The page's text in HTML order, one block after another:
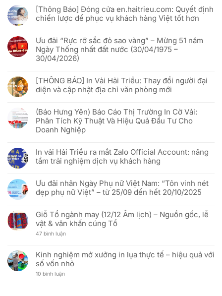
vải
Hải
Triều
“đánh
thức”
cờ
phướn
quảng
công
nghệ
Phygital
bình
luận
ở
lễ
Giỗ
Tổ
Hùng
Vương
01/05/2026
[Thông Báo] Đóng cửa en.haitrieu.com: Quyết định
chiến lược để phục vụ khách hàng Việt tốt hơn
bình
luận
ở
[Thông
Báo]
en.haitrieu.com:
Quyết
định
để
phục
vụ
khách
hơn
Ưu đãi “Rực rỡ sắc đỏ sao vàng” – Mừng 51 năm
Ngày Thống nhất đất nước (30/04/1975 –
30/04/2026)
bình
luận
ở
“Rực
rỡ
sắc
đỏ
sao
Mừng
51
năm
nhất
đất
nước
(30/04/1975
30/04/2026)
[THÔNG BÁO] In Vải Hải Triều: Thay đổi người đại
diện và cập nhật địa chỉ văn phòng mới
bình
luận
ở
[THÔNG
BÁO]
Hải
Triều:
Thay
đại
diện
và
địa
chỉ
văn
phòng
mới
(Báo Hưng Yên) Báo Cáo Thị Trường In Cờ Vải:
Phân Tích Kỹ Thuật Và Hiệu Quả Đầu Tư Cho
Doanh Nghiệp
bình
luận
ở
Yên)
Báo
Cáo
Thị
In
Cờ
Vải:
Phân
Tích
Và
Hiệu
Quả
Tư
In vải Hải Triều ra mắt Zalo Official Account: nâng
tầm trải nghiệm dịch vụ khách hàng
bình
luận
ở
Hải
Triều
ra
mắt
Zalo
nâng
tầm
trải
nghiệm
dịch
Ưu đãi nhân Ngày Phụ nữ Việt Nam: “Tôn vinh nét
đẹp phụ nữ Việt” – từ 25/09 đến hết 20/10/2025
bình
luận
ở
Ưu
đãi
Phụ
nữ
Việt
Nam:
Giỗ Tổ ngành may (12/12 Âm lịch) – Nguồn gốc, lễ
vật & văn khấn cúng Tổ
47 bình luậnở
ngành
may
(12/12
Kinh nghiệm mở xưởng in lụa thực tế – hiệu quả với
số vốn nhỏ
10 bình luậnở